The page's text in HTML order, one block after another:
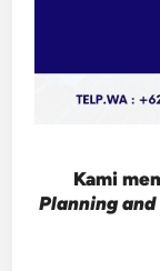
Kami
Planning